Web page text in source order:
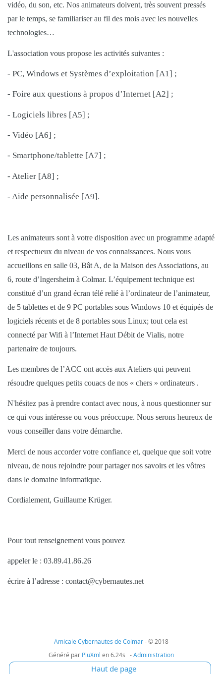
vidéo, du son, etc. Nos animateurs doivent, très souvent pressés
par le temps, se familiariser au fil des mois avec les nouvelles
technologies…
L'association vous propose les activités suivantes :
- PC, Windows et Systèmes d’exploitation [A1] ;
- Foire aux questions à propos d’Internet [A2] ;
- Logiciels libres [A5] ;
- Vidéo [A6] ;
- Smartphone/tablette [A7] ;
- Atelier [A8] ;
- Aide personnalisée [A9].
Les animateurs sont à votre disposition avec un programme adapté
et respectueux du niveau de vos connaissances. Nous vous
accueillons en salle 03, Bât A, de la Maison des Associations, au
6, route d’Ingersheim à Colmar. L’équipement technique est
constitué d’un grand écran télé relié à l’ordinateur de l’animateur,
de 5 tablettes et de 9 PC portables sous Windows 10 et équipés de
logiciels récents et de 8 portables sous Linux; tout cela est
connecté par Wifi à l’Internet Haut Débit de Vialis, notre
partenaire de toujours.
Les membres de l’ACC ont accès aux Ateliers qui peuvent
résoudre quelques petits couacs de nos « chers » ordinateurs .
N'hésitez pas à prendre contact avec nous, à nous questionner sur
ce qui vous intéresse ou vous préoccupe. Nous serons heureux de
vous conseiller dans votre démarche.
Merci de nous accorder votre confiance et, quelque que soit votre
niveau, de nous rejoindre pour partager nos savoirs et les vôtres
dans le domaine informatique.
Cordialement, Guillaume Krüger.
Pour tout renseignement vous pouvez
appeler le : 03.89.41.86.26
écrire à l’adresse : contact@cybernautes.net
Amicale Cybernautes de Colmar- © 2018
Généré par PluXml en 6.24s -Administration
Haut de page